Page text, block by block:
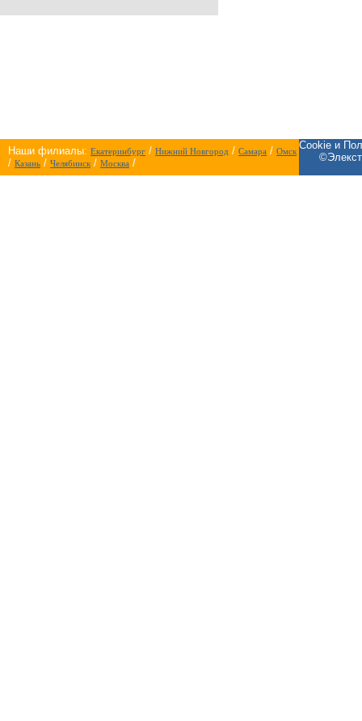
Наши филиалы: Екатеринбург / Нижний Новгород / Самара / Омск
/ Казань / Челябинск/ Москва /
Cookie и